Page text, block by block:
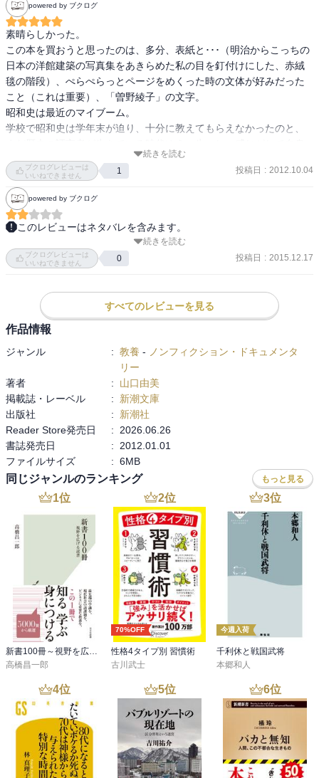
powered by ブクログ
素晴らしかった。
この本を買おうと思ったのは、多分、表紙と･･･（明治からこっちの
日本の洋館建築の写真集をあきらめた私の目を釘付けにした、赤絨
毯の階段）、ぺらぺらっとページをめくった時の文体が好みだった
こと（これは重要）、「曽野綾子」の文字。
昭和史は最近のマイブーム。
学校で昭和史は学年末が迫り、十分に教えてもらえなかったのと、
も目を背けてきた面もある。
その中でも、東京大空襲や広島長崎の関連書籍は読むことがあっ
た。
けれども、ホテルにまつわる話を読むのは初めて。
庶民なので、祖父母から聞く話の中でも、触れられたこともなく、
序章で語られたように、そこは（ホテル）は、一種、特殊な場所で
あった。
そして、それをもてなすホテルマンの覚悟と、崇高なまでの「公
平」性。人種を問わず『お客様をもてなす』そのために己が存在す
る、という自覚。
目からウロコでした。
そこからは、作者が実際にホテルの支配人の血筋の人であるがゆえ
に知り得た情報なのか、戦前戦後を見てきたホテルの歴史が語られ
る。
『国破れて山河あり』というフレーズがあるけれど、実際、国破れ
てホテル有り･･･であった。
最初は、開戦を阻止するべく、ホテルは重要な会談の場所を提供し
た。
しかし、尽力の甲斐もなく開戦・・・
何故か戦中も様々な国家の人々が利用する。
そして、敗戦で、進駐軍の居留場所として接収されるホテル。
第二次世界大戦に敗れて、日本がホテルを摂取されたことに関する
記述の表裏を表すように、満州や南方で、日本が同じように占領地
のホテルを『接収』していた記録も描かれている。
そして、そこで敗戦を迎え、悲惨な運命をたどるホテルマンたちの
描写は、やりきれない思いで読んだ。
終章、作者はクラシックホテル支配人の孫として、そこにあった家
族の肖像を描く。
特に、母親に関しての記述･･･
『ホテルが自宅』という特殊な環境に育った母親に、あたたかい理
場ならではの愛憎のない混じった視線が、生半可な小説以上のドラ
マを物語る。
昭和史に興味を持ったのは、劇団四季の『昭和三部作』を観劇した
後のこと。
今後も芋づる式に、さまざまな作品に触れていきたいと思う。
続きを読む
ブクログレビューは
いいねできません
1 投稿日 : 2012.10.04
powered by ブクログ
このレビューはネタバレを含みます。
先輩の図書リストから。タイトルを見て面白そうと図書館で予
約。
ジしてたがまるで違った。箱根の富士屋ホテル、箱根強羅ホテルを
舞台とした第二次世界大戦前後の裏戦史という内容だった。消され
たレジスターブック（宿泊者名簿）から解き明かす日米交渉という
のが実に面白い視点だ。
戦前、開戦を阻止するべくホテルは重要かつ極秘裏な日米会談の
場所として利用される。出席者は「John Doe Associates」と呼ばれ
る米国人神父（ルーズベルト大統領の密使）と日本の官僚たち。
「John Doe」とは日本語でいうところの”山田太郎”、つまり「名な
しの権兵衛」の意味であり、水面下で交渉が遂行されたことを示唆
している。
また終戦に向けての日ソ間の広田マリク会談は、ソ連には参戦準
備の時間とアメリカには原爆完成のための時間を提供と、皮肉な役
割しか果たさなかった等々、歴史のifは許されないと知りつつ提示さ
れる仮定は実に意味深である。表に出ることのない先の大戦中の日
本、アメリカ、ソ連の駆け引きがなんともスリリングだ（先日読ん
だ「ヒトラーの防具」がドイツでの日独ソ連間の情報戦だったのに
対し、その同じ時に日本でも並行して様々な工作が進んでいたとい
う地理的な表裏も面白かったところ）。
が、勢いはそこまで。戦争の終盤、南方へのホテルの展開、中国
や大東亜圏の重要人物が利用した場所としてのホテル、戦後の進駐
軍居留場所としての”接収”などを語る後半は、「ｘｘｘホテル○年
史」などの参考資料からの引用の羅列、歴史の補足追認程度の文章
が続き、内容が一気に学生のレポートレベルになってしまう。著者
が舞台となったホテルの関係者だったということから、昭和史を全
部書いておきたかったのかもしれないが、前半の裏交渉に特化深堀
した方が濃い内容をすっきり読めて印象深い1冊になっていたように
思う。
全体として残念なところはあるが、ホテルがインターナショナル
ゾーンとして敵国にも利用される不可侵性（破壊してしまうより戦
続きを読む
ブクログレビューは
いいねできません
0 投稿日 : 2015.12.17
すべてのレビューを見る
作品情報
ジャンル : 教養 - ノンフィクション・ドキュメンタ
リー
著者
:
山口由美
掲載誌・レーベル
:
新潮文庫
出版社
:
新潮社
Reader Store発売日
:
2026.06.26
書誌発売日
:
2012.01.01
ファイルサイズ
: 6MB
同じジャンルのランキング もっと見る
1位
新書100冊～視野を広げる読書～
高橋昌一郎
2位
70%OFF
性格4タイプ別 習慣術
古川武士
3位
今週入荷
千利休と戦国武将
本郷和人
4位 5位 6位